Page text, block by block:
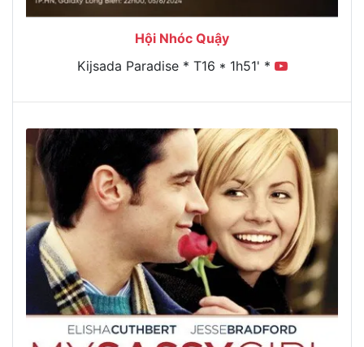
Hội Nhóc Quậy
Kijsada Paradise * T16 * 1h51' *